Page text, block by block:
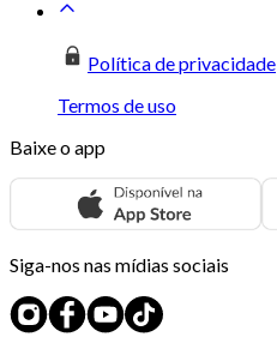
Política de privacidade
Termos de uso
Baixe o app
Siga-nos nas mídias sociais